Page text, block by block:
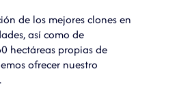
de los mejores clones en
así como de
hectáreas propias de
ofrecer nuestro